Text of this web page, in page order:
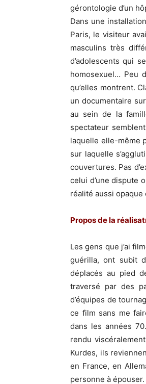
gérontologie d’un
Dans une
Paris, le visiteur
masculins très
d’adolescents qui
homosexuel… Peu
qu’elles montrent.
un documentaire
au sein de la
spectateur
laquelle elle-même
sur laquelle
couvertures. Pas
celui d’une dispute
réalité aussi
Propos de la
Les gens que j’ai
guérilla, ont subit
déplacés au pied
traversé par des
d’équipes de
ce film sans me
dans les années
rendu
Kurdes, ils
en France, en
personne à épouser.